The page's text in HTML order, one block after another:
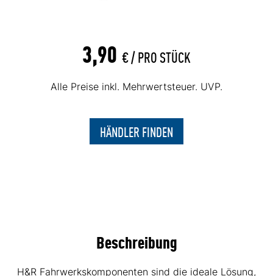
3,90 € /PRO STÜCK
Alle Preise inkl. Mehrwertsteuer. UVP.
HÄNDLER FINDEN
Beschreibung
H&R Fahrwerkskomponenten sind die ideale Lösung,